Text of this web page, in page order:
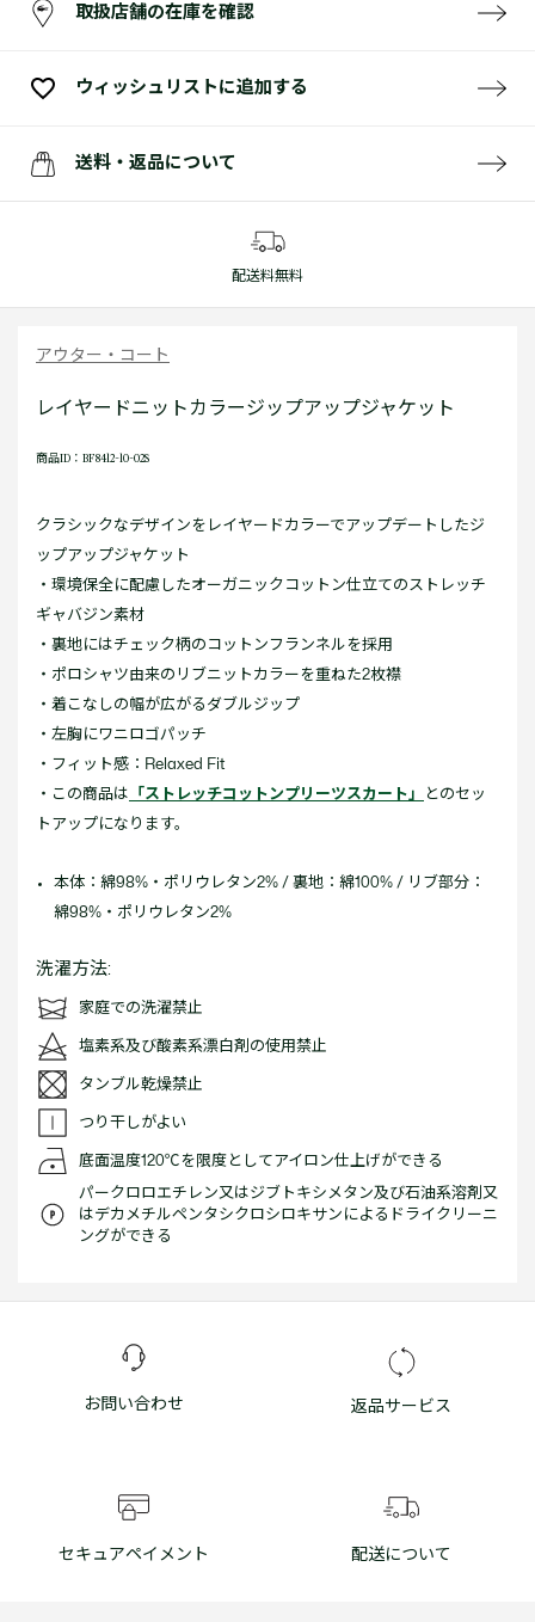
取扱店舗の在庫を確認
ウィッシュリストに追加する
送料・返品について
配送料無料
アウター・コート
レイヤードニットカラージップアップジャケット
商品ID：BF8412-10-02S
クラシックなデザインをレイヤードカラーでアップデートしたジ
ップアップジャケット
・環境保全に配慮したオーガニックコットン仕立てのストレッチ
ギャバジン素材
・裏地にはチェック柄のコットンフランネルを採用
・ポロシャツ由来のリブニットカラーを重ねた2枚襟
・着こなしの幅が広がるダブルジップ
・左胸にワニロゴパッチ
・フィット感：Relaxed Fit
・この商品は 「ストレッチコットンプリーツスカート」 とのセッ
トアップになります。
本体：綿98%・ポリウレタン2% / 裏地：綿100% / リブ部分：
綿98%・ポリウレタン2%
洗濯方法:
家庭での洗濯禁止
塩素系及び酸素系漂白剤の使用禁止
タンブル乾燥禁止
つり干しがよい
底面温度120℃を限度としてアイロン仕上げができる
パークロロエチレン又はジブトキシメタン及び石油系溶剤又
はデカメチルペンタシクロシロキサンによるドライクリーニ
ングができる
お問い合わせ 返品サービス
セキュアペイメント 配送について